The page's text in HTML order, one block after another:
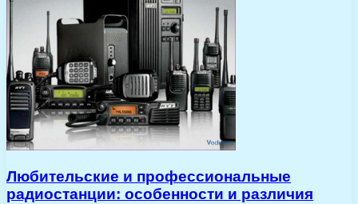
Любительские и профессиональные
радиостанции: особенности и различия